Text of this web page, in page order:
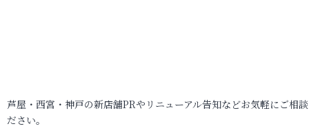
芦屋・西宮・神戸の新店舗PRやリニューアル告知などお気軽にご相
ださい。